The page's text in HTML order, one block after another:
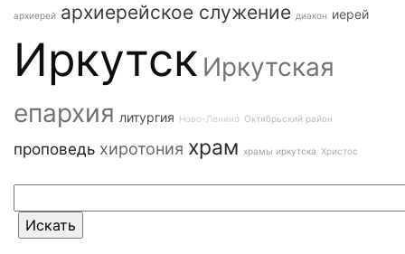
архиерей архиерейское служение диакон иерей
Иркутск Иркутская
епархия литургия Ново-Ленино Октябрьский район
проповедь хиротония храм храмы иркутска Христос